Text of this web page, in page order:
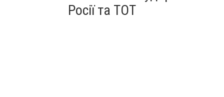
Росії та ТОТ